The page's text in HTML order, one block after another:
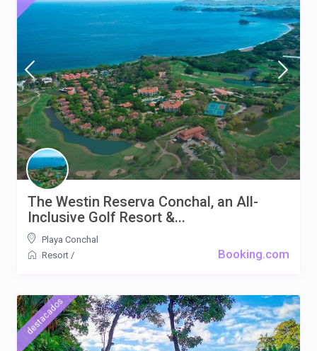
Booking.com
The Westin Reserva Conchal, an All-
Inclusive Golf Resort &...
Playa Conchal
Resort /
destacados